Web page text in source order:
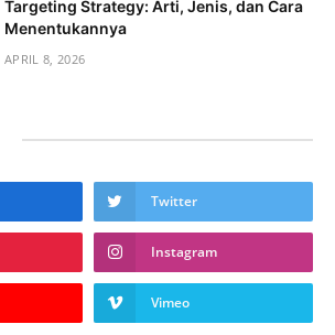
Targeting Strategy: Arti, Jenis, dan Cara
Menentukannya
APRIL 8, 2026
Twitter
Instagram
Vimeo